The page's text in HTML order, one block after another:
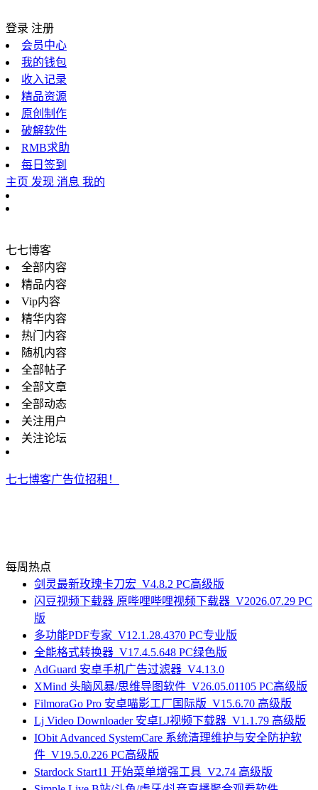
登录 注册
会员中心
我的钱包
收入记录
精品资源
原创制作
破解软件
RMB求助
每日签到
主页 发现 消息 我的
七七博客
全部内容
精品内容
Vip内容
精华内容
热门内容
随机内容
全部帖子
全部文章
全部动态
关注用户
关注论坛
七七博客广告位招租！
每周热点
剑灵最新玫瑰卡刀宏_V4.8.2 PC高级版
闪豆视频下载器 原哔哩哔哩视频下载器_V2026.07.29 PC
版
多功能PDF专家_V12.1.28.4370 PC专业版
全能格式转换器_V17.4.5.648 PC绿色版
AdGuard 安卓手机广告过滤器_V4.13.0
XMind 头脑风暴/思维导图软件_V26.05.01105 PC高级版
FilmoraGo Pro 安卓喵影工厂国际版_V15.6.70 高级版
Lj Video Downloader 安卓LJ视频下载器_V1.1.79 高级版
IObit Advanced SystemCare 系统清理维护与安全防护软
件_V19.5.0.226 PC高级版
Stardock Start11 开始菜单增强工具_V2.74 高级版